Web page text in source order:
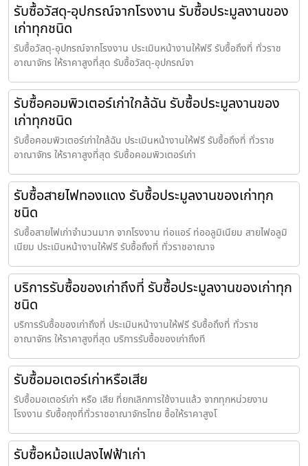
รับซื้อวัสดุ-อุปกรณ์จากโรงงาน รับซื้อประมูลงานของ
เก่าทุกชนิด
รับซื้อวัสดุ-อุปกรณ์จากโรงงาน ประเมินหน้างานให้ฟรี รับซื้อถึงที่ ทั่วราช
อาณาจักร ให้ราคาสูงที่สุด รับซื้อวัสดุ-อุปกรณ์จา
รับซื้อคอมพิวเตอร์เก่าใกล้ฉัน รับซื้อประมูลงานของ
เก่าทุกชนิด
รับซื้อคอมพิวเตอร์เก่าใกล้ฉัน ประเมินหน้างานให้ฟรี รับซื้อถึงที่ ทั่วราช
อาณาจักร ให้ราคาสูงที่สุด รับซื้อคอมพิวเตอร์เก่า
รับซื้อสายไฟทองแดง รับซื้อประมูลงานของเก่าทุก
ชนิด
รับซื้อสายไฟเก่าจำนวนมาก จากโรงงาน ท่อแอร์ ท่ออลูมิเนียม สายไฟอลูมิ
เนียม ประเมินหน้างานให้ฟรี รับซื้อถึงที่ ทั่วราชอาณาจ
บริการรับซื้อของเก่าถึงที่ รับซื้อประมูลงานของเก่าทุก
ชนิด
บริการรับซื้อของเก่าถึงที่ ประเมินหน้างานให้ฟรี รับซื้อถึงที่ ทั่วราช
อาณาจักร ให้ราคาสูงที่สุด บริการรับซื้อของเก่าถึงที
รับซื้อมอเตอร์เก่าหรือเสีย
รับซื้อมอเตอร์เก่า หรือ เสีย ที่ยกเลิกการใช้งานแล้ว จากทุกหน่วยงาน
โรงงาน รับซื้อถุงที่ทั่วราชอาณาจักรไทย ซื้อให้ราคาสูงโ
รับซื้อหม้อแปลงไฟฟ้าเก่า